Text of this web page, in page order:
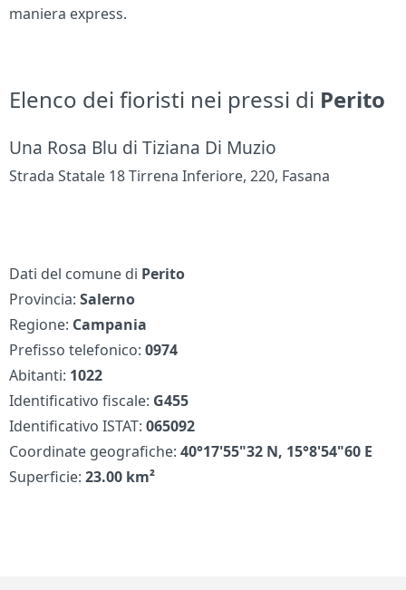
maniera express.
Elenco dei fioristi nei pressi di Perito
Una Rosa Blu di Tiziana Di Muzio
Strada Statale 18 Tirrena Inferiore, 220, Fasana
Dati del comune di Perito
Provincia:Salerno
Regione: Campania
Prefisso telefonico:0974
Abitanti: 1022
Identificativo fiscale: G455
Identificativo ISTAT:065092
Coordinate geografiche:40°17'55"32 N, 15°8'54"60 E
Superficie:23.00 km²